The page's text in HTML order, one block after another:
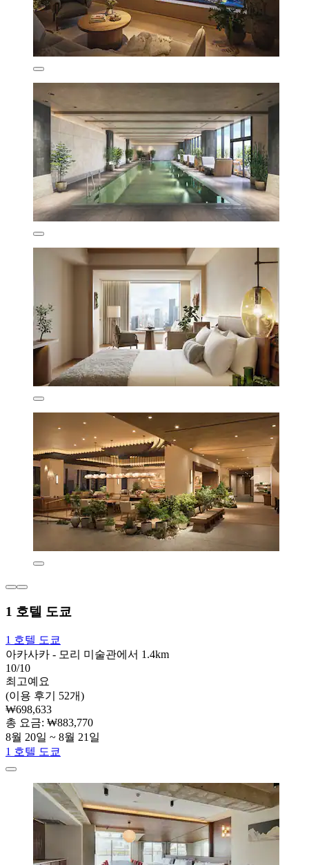
1 호텔 도쿄
1 호텔 도쿄
아카사카 - 모리 미술관에서 1.4km
10/10
최고예요
(이용 후기 52개)
₩698,633
총 요금: ₩883,770
8월 20일 ~ 8월 21일
1 호텔 도쿄